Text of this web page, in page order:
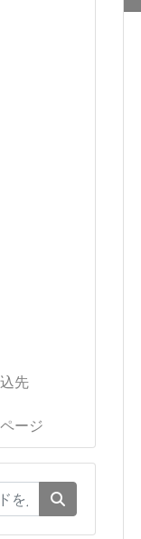
先
ージ